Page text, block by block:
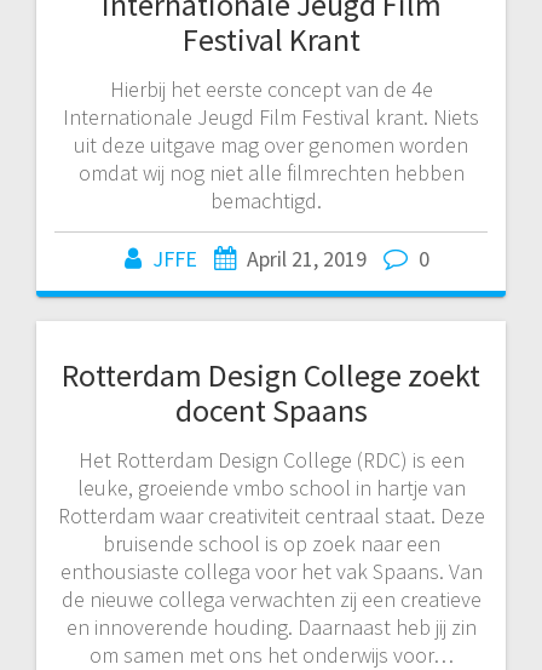
Festival Krant
Hierbij het eerste concept van de 4e
Internationale Jeugd Film Festival krant. Niets
uit deze uitgave mag over genomen worden
omdat wij nog niet alle filmrechten hebben
bemachtigd.
JFFE April 21, 2019 0
Rotterdam Design College zoekt
docent Spaans
Het Rotterdam Design College (RDC) is een
leuke, groeiende vmbo school in hartje van
Rotterdam waar creativiteit centraal staat. Deze
bruisende school is op zoek naar een
enthousiaste collega voor het vak Spaans. Van
de nieuwe collega verwachten zij een creatieve
en innoverende houding. Daarnaast heb jij zin
om samen met ons het onderwijs voor…